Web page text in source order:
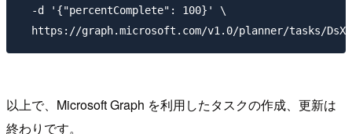
  -d '{"percentComplete": 100}' \
以上で、Microsoft Graph を利用したタスクの作成、更新は
終わりです。